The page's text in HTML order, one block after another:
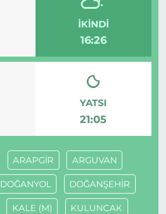
İKINDI
16:26
YATSI
21:05
ARAPGİR ARGUVAN
DOĞANYOL DOĞANŞEHİR
KALE (M) KULUNCAK